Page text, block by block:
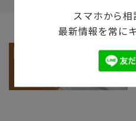
スマホから相
最新情報を常に